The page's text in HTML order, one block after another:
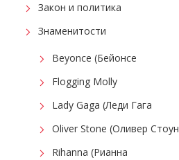
Закон и политика
Знаменитости
Beyonce (Бейонсе
Flogging Molly
Lady Gaga (Леди Гага
Oliver Stone (Оливер Стоун
Rihanna (Рианна